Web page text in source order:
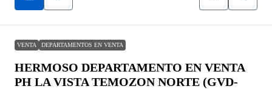
VENTA DEPARTAMENTOS EN VENTA
HERMOSO DEPARTAMENTO EN VENTA
PH LA VISTA TEMOZON NORTE (GVD-